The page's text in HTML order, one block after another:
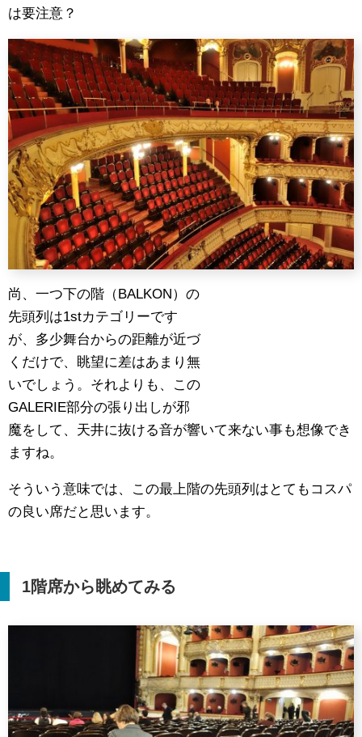
は要注意？
尚、一つ下の階（BALKON）の
先頭列は1stカテゴリーです
が、多少舞台からの距離が近づ
くだけで、眺望に差はあまり無
いでしょう。それよりも、この
GALERIE部分の張り出しが邪
魔をして、天井に抜ける音が響いて来ない事も想像でき
ますね。
そういう意味では、この最上階の先頭列はとてもコスパ
の良い席だと思います。
1階席から眺めてみる